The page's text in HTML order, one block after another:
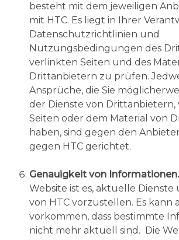
besteht mit dem jeweiligen
mit HTC. Es liegt in Ihrer
Datenschutzrichtlinien und
Nutzungsbedingungen des
verlinkten Seiten und des
Drittanbietern zu prüfen.
Ansprüche, die Sie
der Dienste von
Seiten oder dem Material von
haben, sind gegen den
gegen HTC gerichtet.
Genauigkeit von Informationen.
Website ist es, aktuelle
von HTC vorzustellen. Es kann
vorkommen, dass bestimmte
nicht mehr aktuell sind. Die